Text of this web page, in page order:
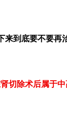
来到底要不要再
切除术后属于